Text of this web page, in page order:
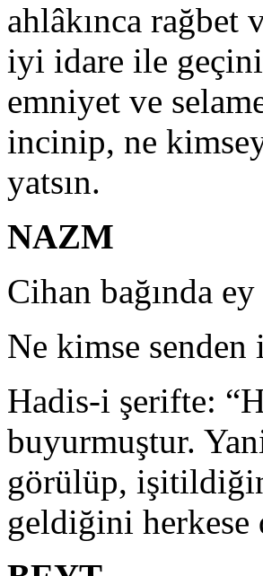
ahlâkınca rağbet
iyi idare ile
emniyet ve
incinip, ne
yatsın.
NAZM
Cihan bağında
Ne kimse
Hadis-i şerifte:
buyurmuştur.
görülüp,
geldiğini herkese